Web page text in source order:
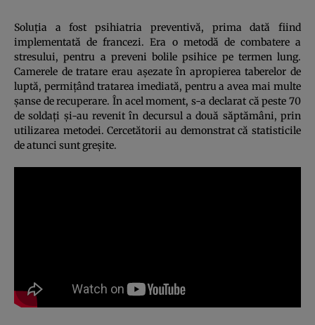
Soluţia a fost psihiatria preventivă, prima dată fiind
implementată de francezi. Era o metodă de combatere a
stresului, pentru a preveni bolile psihice pe termen lung.
Camerele de tratare erau aşezate în apropierea taberelor de
luptă, permiţând tratarea imediată, pentru a avea mai multe
şanse de recuperare. În acel moment, s-a declarat că peste 70
de soldaţi şi-au revenit în decursul a două săptămâni, prin
utilizarea metodei. Cercetătorii au demonstrat că statisticile
de atunci sunt greşite.